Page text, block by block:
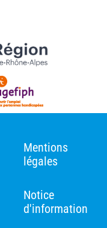
Mentions
légales
Notice
d'information